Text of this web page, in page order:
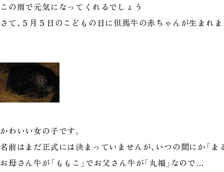
この雨で元気になってくれるでしょう
さて、５月５日のこどもの日に但馬牛の赤ちゃんが生まれ
かわいい女の子です。
名前はまだ正式には決まっていませんが、いつの間にか「ま
お母さん牛が「ももこ」でお父さん牛が「丸福」なので…